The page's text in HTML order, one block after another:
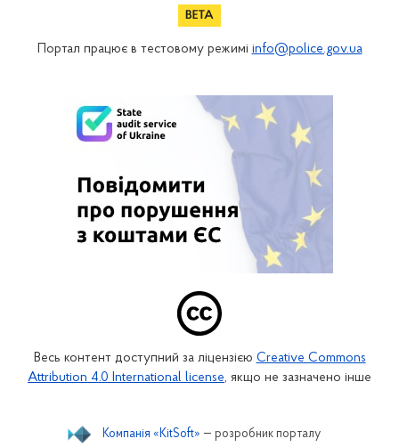
Портал працює в тестовому режимі info@police.gov.ua
Весь контент доступний за ліцензією Creative Commons
Attribution 4.0 International license, якщо не зазначено інше
Компанія «KitSoft» — розробник порталу